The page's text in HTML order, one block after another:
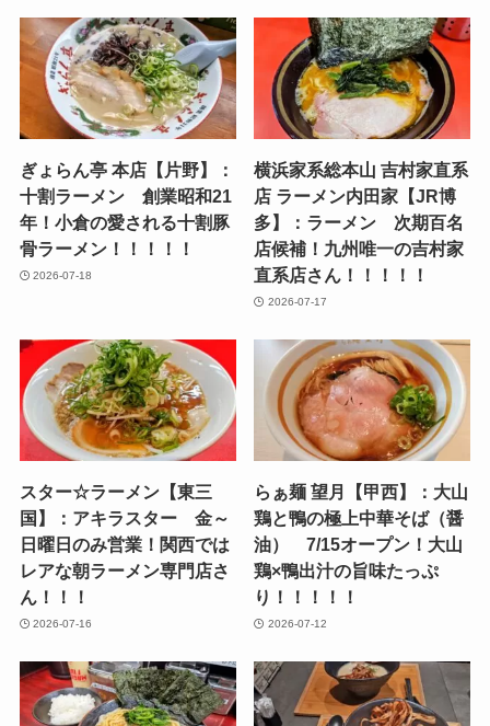
ぎょらん亭 本店【片野】：
十割ラーメン 創業昭和21
年！小倉の愛される十割豚
骨ラーメン！！！！！
2026-07-18
横浜家系総本山 吉村家直系
店 ラーメン内田家【JR博
多】：ラーメン 次期百名
店候補！九州唯一の吉村家
直系店さん！！！！！
2026-07-17
スター☆ラーメン【東三
国】：アキラスター 金～
日曜日のみ営業！関西では
レアな朝ラーメン専門店さ
ん！！！
2026-07-16
らぁ麺 望月【甲西】：大山
鶏と鴨の極上中華そば（醤
油） 7/15オープン！大山
鶏×鴨出汁の旨味たっぷ
り！！！！！
2026-07-12